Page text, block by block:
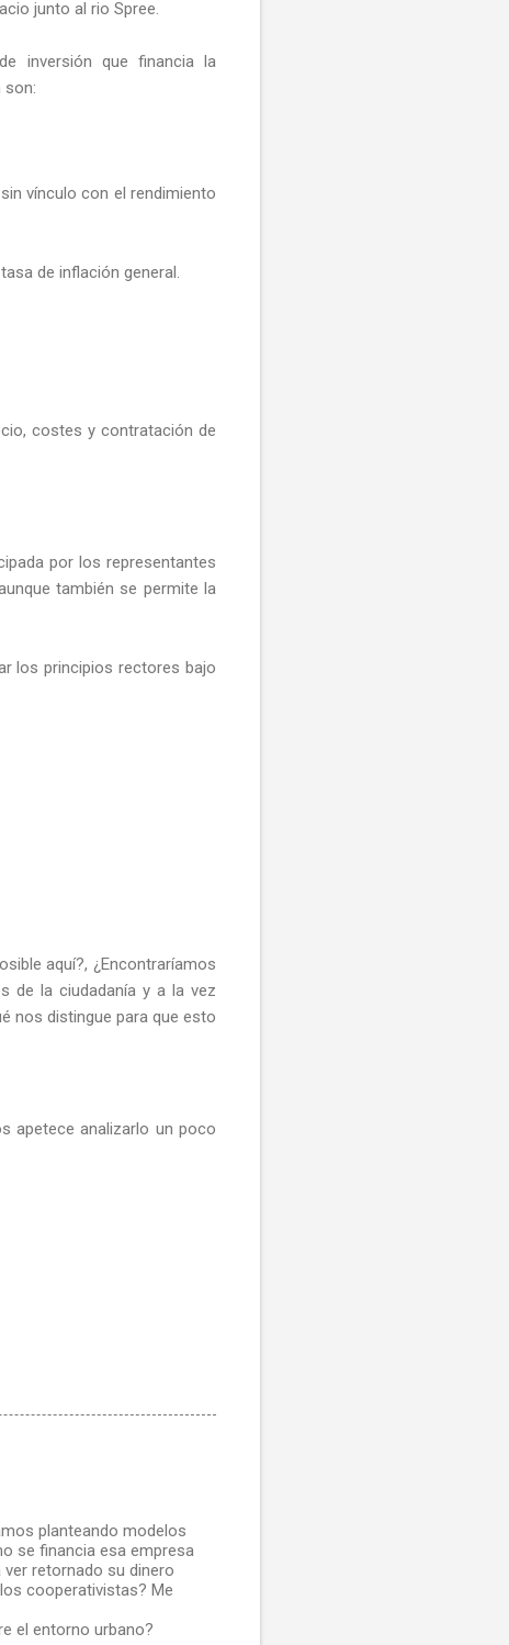
junto al rio Spree.
inversión que financia la
son:
vínculo con el rendimiento
de inflación general.
costes y contratación de
por los representantes
también se permite la
los principios rectores bajo
aquí?, ¿Encontraríamos
de la ciudadanía y a la vez
nos distingue para que esto
apetece analizarlo un poco
planteando modelos
se financia esa empresa
retornado su dinero
cooperativistas? Me
el entorno urbano?